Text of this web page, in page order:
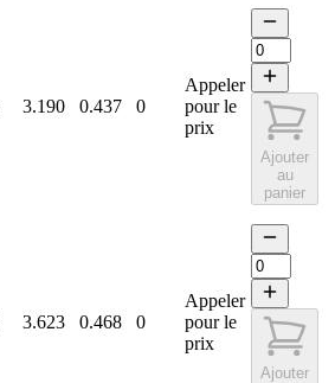
3.190 0.437 0
Appeler
pour le
prix
Ajouter
au
panier
3.623 0.468 0
Appeler
pour le
prix
Ajouter